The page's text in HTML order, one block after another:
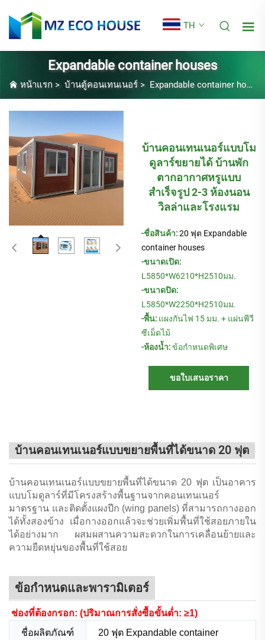
TH
Expandable container houses
หน้าแรก > บ้านตู้คอนเทนเนอร์ > Expandable container houses
บ้านคอนเทนเนอร์แบบโม
ดูลาร์ขยายได้ บ้านพัก
ตากอากาศหรูแบบ
สำเร็จรูป 2-3 ห้องนอน
วิลล่าและโรงแรม
-ชื่อสินค้า:20 ฟุต Expandable
container houses
-ขนาดเปิด:
L5850*W6210*H2510มม.
-ขนาดปิด:
L5850*W2250*H2510มม.
-พื้น: แผงกันไฟ 15 มม. + แผ่นพีวี
ซีเม็ดไม้
-ห้องน้ำ:ข้อกำหนดพิเศษ
ขอใบเสนอราคา
บ้านคอนเทนเนอร์แบบขยายพื้นที่ได้ขนาด 20 ฟุต
บ้านคอนเทนเนอร์แบบขยายพื้นที่ได้ขนาด 20 ฟุต เป็นอาคาร
แบบโมดูลาร์ที่มีโครงสร้างพื้นฐานจากคอนเทนเนอร์
มาตรฐาน และติดตั้งแผงปีก (wing panels) ที่สามารถกางออก
ได้ทั้งสองข้าง เมื่อกางออกแล้วจะช่วยเพิ่มพื้นที่ใช้สอยภายใน
ได้อย่างมาก ผสมผสานความสะดวกในการเคลื่อนย้ายและ
ความยืดหยุ่นของพื้นที่ใช้สอย
ข้อกำหนดและพารามิเตอร์
ช่องที่ต้องกรอก: (ปริมาณการสั่งซื้อขั้นต่ำ: ≥1)
ชื่อผลิตภัณฑ์
20 ฟุต Expandable container